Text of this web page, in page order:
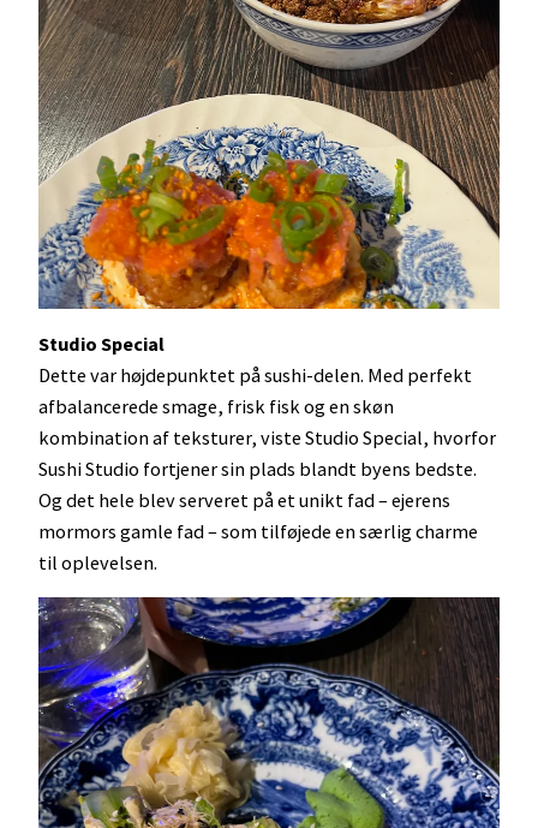
Studio Special
Dette var højdepunktet på sushi-delen. Med perfekt
afbalancerede smage, frisk fisk og en skøn
kombination af teksturer, viste Studio Special, hvorfor
Sushi Studio fortjener sin plads blandt byens bedste.
Og det hele blev serveret på et unikt fad – ejerens
mormors gamle fad – som tilføjede en særlig charme
til oplevelsen.